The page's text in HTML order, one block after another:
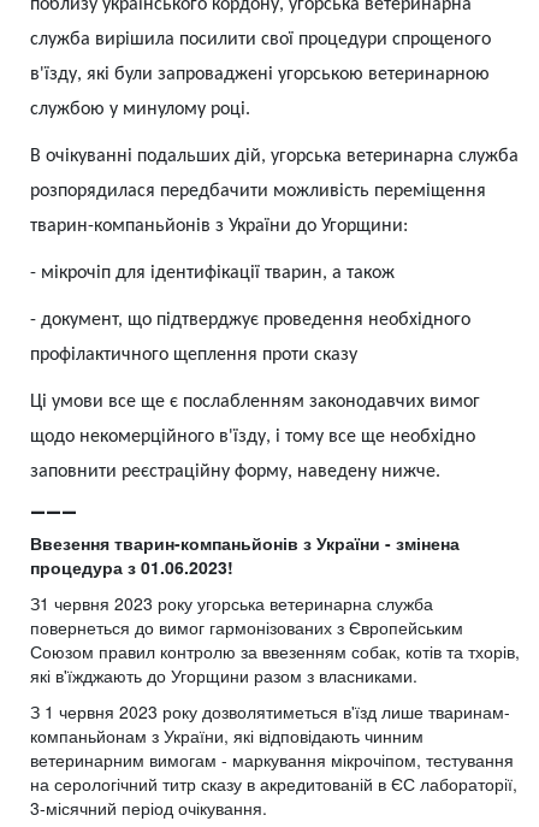
поблизу українського кордону, угорська ветеринарна
служба вирішила посилити свої процедури спрощеного
в'їзду, які були запроваджені угорською ветеринарною
службою у минулому році.
В очікуванні подальших дій, угорська ветеринарна служба
розпорядилася передбачити можливість переміщення
тварин-компаньйонів з України до Угорщини:
- мікрочіп для ідентифікації тварин, а також
- документ, що підтверджує проведення необхідного
профілактичного щеплення проти сказу
Ці умови все ще є послабленням законодавчих вимог
щодо некомерційного в'їзду, і тому все ще необхідно
заповнити реєстраційну форму, наведену нижче.
___
Ввезення тварин-компаньйонів з України - змінена
процедура з 01.06.2023!
З1 червня 2023 року угорська ветеринарна служба
повернеться до вимог гармонізованих з Європейським
Союзом правил контролю за ввезенням собак, котів та тхорів,
які в'їжджають до Угорщини разом з власниками.
З 1 червня 2023 року дозволятиметься в'їзд лише тваринам-
компаньйонам з України, які відповідають чинним
ветеринарним вимогам - маркування мікрочіпом, тестування
на серологічний титр сказу в акредитованій в ЄС лабораторії,
3-місячний період очікування.